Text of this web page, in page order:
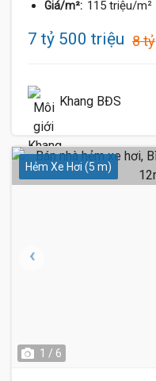
Giá/m²: 115 triệu/m²
7 tỷ 500 triệu 8 tỷ
Khang BĐS
Hẻm Xe Hơi (5 m)
1 / 6